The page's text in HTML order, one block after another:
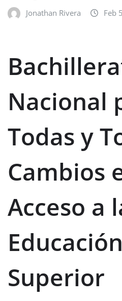
Jonathan Rivera Feb
Nacional
Todas y
Cambios
Acceso a
Superior